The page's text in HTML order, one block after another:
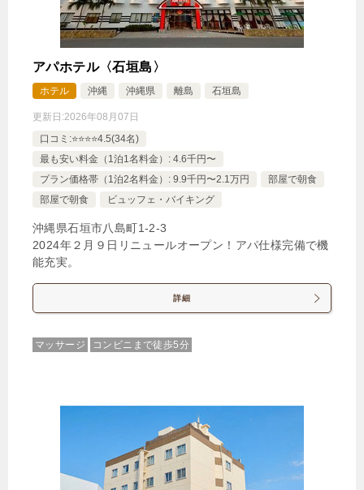
アパホテル〈石垣島〉
ホテル 沖縄 沖縄県 離島 石垣島
更新日:2026年08月07日
口コミ:⭐️⭐️⭐️⭐️4.5(34名)
最も安い料金（1泊1名料金）: 4.6千円〜
プラン価格帯（1泊2名料金）: 9.9千円〜2.1万円
部屋で朝食
部屋で朝食
ビュッフェ・バイキング
沖縄県石垣市八島町1-2-3
2024年２月９日リニュールオープン！アパ仕様完備で機
能充実。
詳細
マッサージ コンビニまで徒歩5分